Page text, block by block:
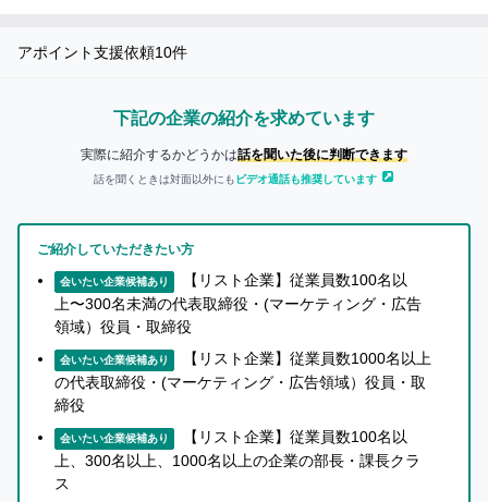
アポイント支援依頼10件
下記の企業の紹介を求めています
実際に紹介するかどうかは話を聞いた後に判断できます
話を聞くときは対面以外にも ビデオ通話も推奨しています
ご紹介していただきたい方
会いたい企業候補あり
【リスト企業】従業員数100名以
上〜300名未満の代表取締役・(マーケティング・広告
領域）役員・取締役
会いたい企業候補あり
【リスト企業】従業員数1000名以上
の代表取締役・(マーケティング・広告領域）役員・取
締役
会いたい企業候補あり
【リスト企業】従業員数100名以
上、300名以上、1000名以上の企業の部長・課長クラ
ス
ー
つ
い
て
詳
し
く
知
り
た
い